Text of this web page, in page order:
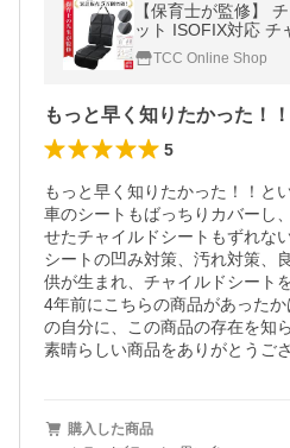
【保育士が監修】
ット ISOFIX対応 チ
ト ISOFIX 対応 車
カバー
TCC Online Shop
5
もっと早く知りたかった！！と
車のシートもばっちりカバーし
せたチャイルドシートもずれな
シートの凹み対策、汚れ対策、
供が生まれ、チャイルドシート
4年前にこちらの商品があった
の自分に、この商品の存在を知
素晴らしい商品をありがとうご
購入した商品